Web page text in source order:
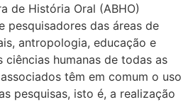
de História Oral (ABHO)
pesquisadores das áreas de
antropologia, educação e
ciências humanas de todas as
têm em comum o uso
pesquisas, isto é, a realização